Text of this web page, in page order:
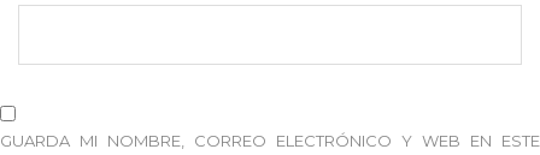
GUARDA MI NOMBRE, CORREO ELECTRÓNICO Y WEB EN ESTE